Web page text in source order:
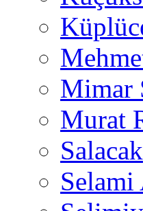
Mimar
Murat
Salacak